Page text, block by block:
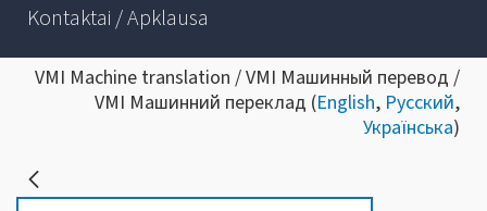
Kontaktai / Apklausa
VMI Machine translation / VMI Машинный перевод /
VMI Машинний переклад (English, Русский,
Українська)